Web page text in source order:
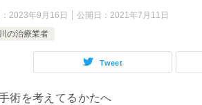
2023年9月16日 公開日： 2021年7月11日
の治療業者
Tweet
術を考えてるかたへ